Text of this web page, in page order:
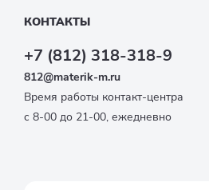
КОНТАКТЫ
+7 (812) 318-318-9
812@materik-m.ru
Время работы контакт-центра
с 8-00 до 21-00, ежедневно